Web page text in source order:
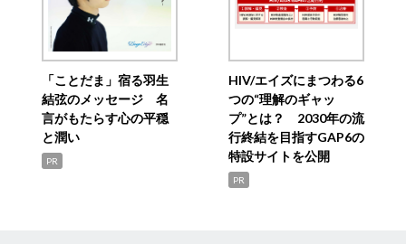
「ことだま」宿る羽生
結弦のメッセージ 名
言がもたらす心の平穏
と潤い
PR
HIV/エイズにまつわる6
つの“理解のギャッ
プ”とは？ 2030年の流
行終結を目指すGAP6の
特設サイトを公開
PR